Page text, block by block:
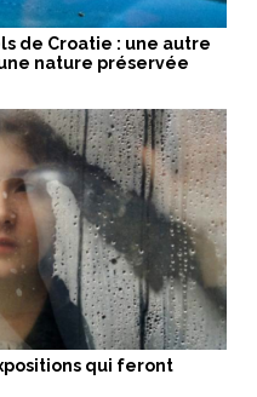
de Croatie : une autre
nature préservée
qui feront